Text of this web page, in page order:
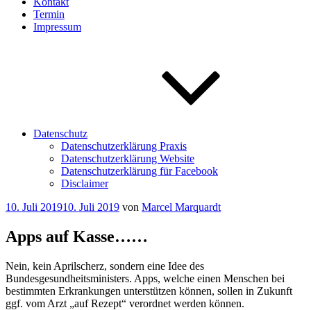
Termin
Impressum
Datenschutz
Datenschutzerklärung Praxis
Datenschutzerklärung Website
Datenschutzerklärung für Facebook
Disclaimer
Veröffentlicht
10. Juli 201910. Juli 2019 von Marcel Marquardt
Apps auf Kasse……
Nein, kein Aprilscherz, sondern eine Idee des
Bundesgesundheitsministers. Apps, welche einen Menschen bei
bestimmten Erkrankungen unterstützen können, sollen in Zukunft
ggf. vom Arzt „auf Rezept“ verordnet werden können.